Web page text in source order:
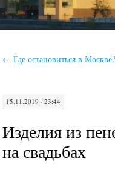
← Где остановиться в Москве?
15.11.2019 · 23:44
Изделия из
на свадьбах